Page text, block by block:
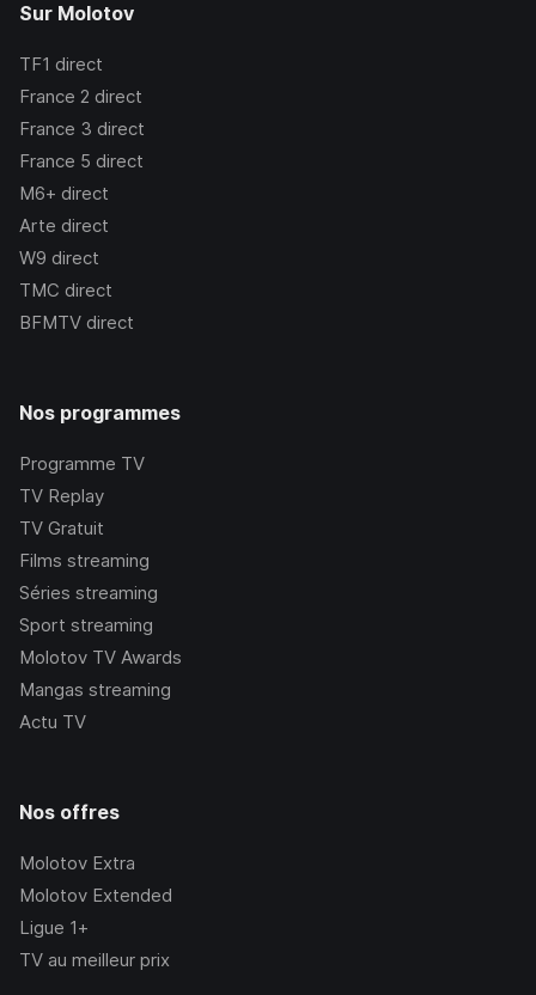
Sur Molotov
TF1 direct
France 2 direct
France 3 direct
France 5 direct
M6+ direct
Arte direct
W9 direct
TMC direct
BFMTV direct
Nos programmes
Programme TV
TV Replay
TV Gratuit
Films streaming
Séries streaming
Sport streaming
Molotov TV Awards
Mangas streaming
Actu TV
Nos offres
Molotov Extra
Molotov Extended
Ligue 1+
TV au meilleur prix